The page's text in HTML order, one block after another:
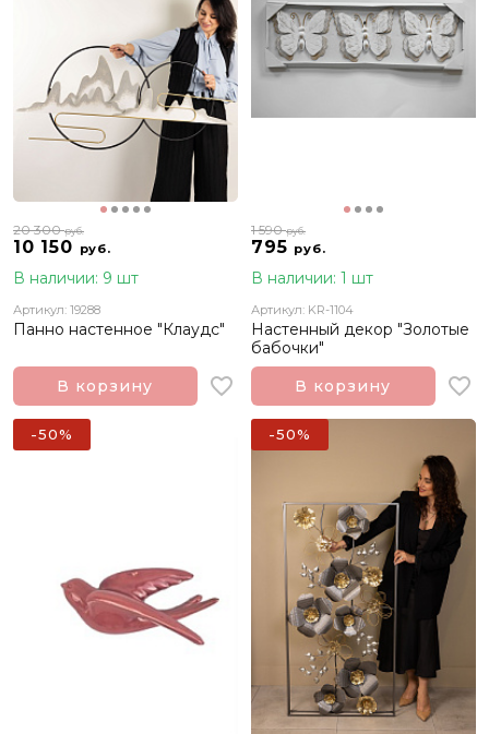
10 150 руб.
20 300руб.
В наличии: 9 шт
Артикул: 19288
Панно настенное "Клаудс"
В корзину
795 руб.
1 590руб.
В наличии: 1 шт
Артикул: KR-1104
Настенный декор "Золотые
бабочки"
В корзину
-50% -50%